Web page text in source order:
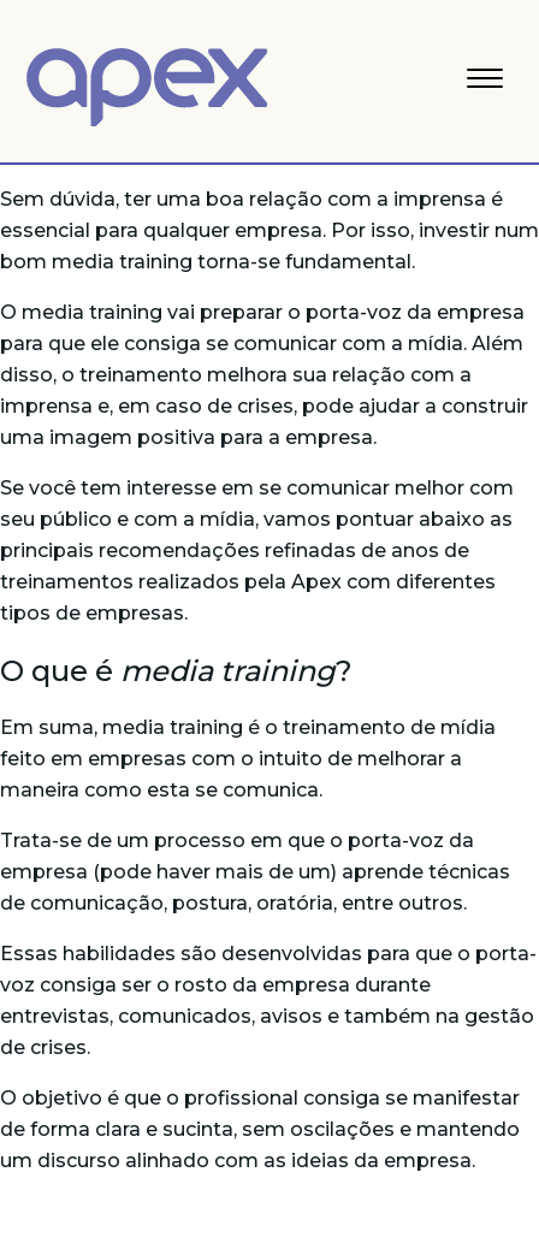
Sem dúvida, ter uma boa relação com a imprensa é
essencial para qualquer empresa. Por isso, investir num
bom media training torna-se fundamental.
O media training vai preparar o porta-voz da empresa
para que ele consiga se comunicar com a mídia. Além
disso, o treinamento melhora sua relação com a
imprensa e, em caso de crises, pode ajudar a construir
uma imagem positiva para a empresa.
Se você tem interesse em se comunicar melhor com
seu público e com a mídia, vamos pontuar abaixo as
principais recomendações refinadas de anos de
treinamentos realizados pela Apex com diferentes
tipos de empresas.
O que é media training?
Em suma, media training é o treinamento de mídia
feito em empresas com o intuito de melhorar a
maneira como esta se comunica.
Trata-se de um processo em que o porta-voz da
empresa (pode haver mais de um) aprende técnicas
de comunicação, postura, oratória, entre outros.
Essas habilidades são desenvolvidas para que o porta-
voz consiga ser o rosto da empresa durante
entrevistas, comunicados, avisos e também na gestão
de crises.
O objetivo é que o profissional consiga se manifestar
de forma clara e sucinta, sem oscilações e mantendo
um discurso alinhado com as ideias da empresa.